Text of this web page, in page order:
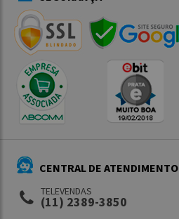
CENTRAL DE ATENDIMENTO
TELEVENDAS
(11) 2389-3850